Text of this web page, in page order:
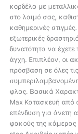
κορδέλα με
στο λαιμό σας,
καθημερινές
εξωτερικές
δυνατότητα να
άγχη. Επιπλέον, οι
πρόσβαση σε όλες
φλας. Βασικά
Max Κατασκευή από
επένδυση για άνετη
φακούς της κάμερας